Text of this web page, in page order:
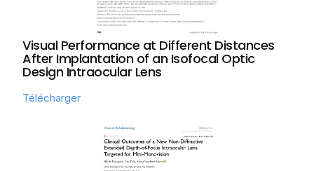
Visual Performance at Different Distances
After Implantation of an Isofocal Optic
Design Intraocular Lens
Télécharger